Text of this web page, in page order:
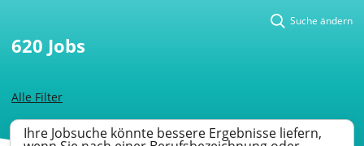
Alle Filter
Suche ändern
620 Jobs
Ihre Jobsuche könnte bessere Ergebnisse liefern,